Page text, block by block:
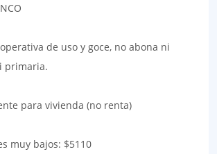
de uso y goce, no abona ni
primaria.
para vivienda (no renta)
muy bajos: $5110